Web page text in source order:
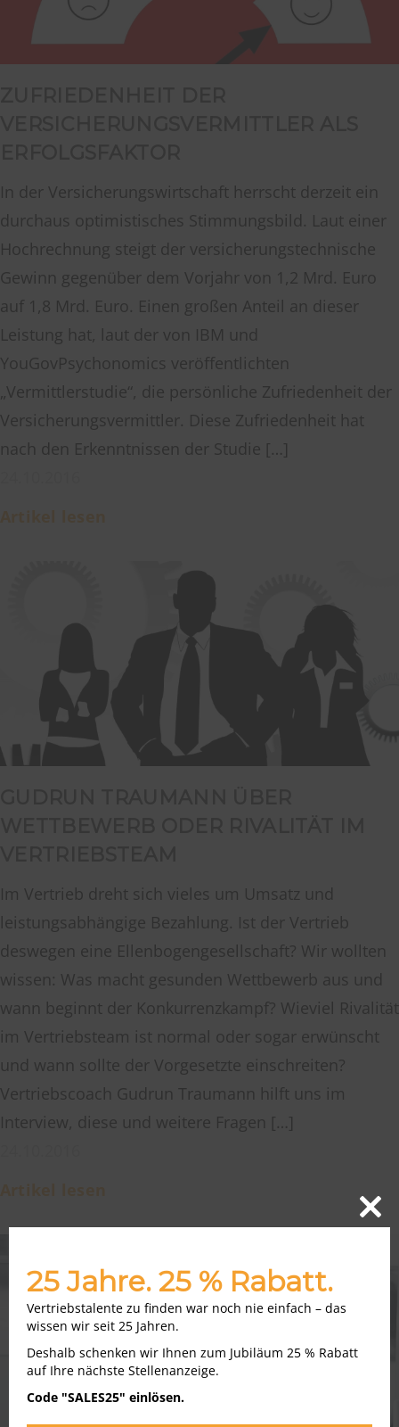
In der Versicherungswirtschaft herrscht derzeit ein
durchaus optimistisches Stimmungsbild. Laut einer
Hochrechnung steigt der versicherungstechnische
Gewinn gegenüber dem Vorjahr von 1,2 Mrd. Euro
auf 1,8 Mrd. Euro. Einen großen Anteil an dieser
Leistung hat, laut der von IBM und
YouGovPsychonomics veröffentlichten
„Vermittlerstudie“, die persönliche Zufriedenheit der
Versicherungsvermittler. Diese Zufriedenheit hat
nach den Erkenntnissen der Studie […]
Im Vertrieb dreht sich vieles um Umsatz und
leistungsabhängige Bezahlung. Ist der Vertrieb
deswegen eine Ellenbogengesellschaft? Wir wollten
wissen: Was macht gesunden Wettbewerb aus und
wann beginnt der Konkurrenzkampf? Wieviel Rivalität
im Vertriebsteam ist normal oder sogar erwünscht
und wann sollte der Vorgesetzte einschreiten?
Vertriebscoach Gudrun Traumann hilft uns im
Interview, diese und weitere Fragen […]
25 Jahre. 25 % Rabatt.
Vertriebstalente zu finden war noch nie einfach – das
wissen wir seit 25 Jahren.
Deshalb schenken wir Ihnen zum Jubiläum 25 % Rabatt
auf Ihre nächste Stellenanzeige.
Code "SALES25" einlösen.